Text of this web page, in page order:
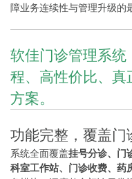
障业务连续性与管理升级的
软佳门诊管理系
程、高性价比、
方案。
功能完整，覆盖门
系统全面覆盖挂号分诊、门
科室工作站、门诊收费、药